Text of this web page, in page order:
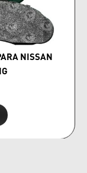
NISSAN